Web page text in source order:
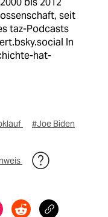
seit
taz-Podcasts
In
hat-
#Joe Biden